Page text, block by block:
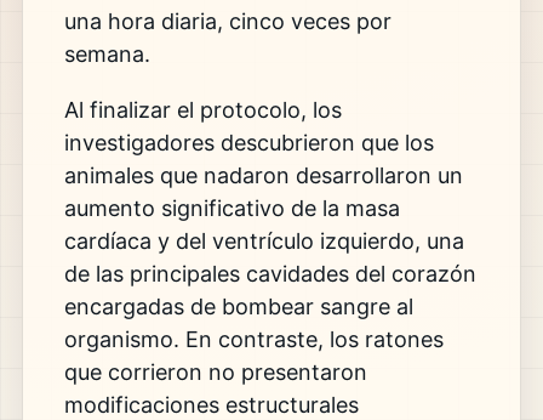
una hora diaria, cinco veces por
semana.
Al finalizar el protocolo, los
investigadores descubrieron que los
animales que nadaron desarrollaron un
aumento significativo de la masa
cardíaca y del ventrículo izquierdo, una
de las principales cavidades del corazón
encargadas de bombear sangre al
organismo. En contraste, los ratones
que corrieron no presentaron
modificaciones estructurales